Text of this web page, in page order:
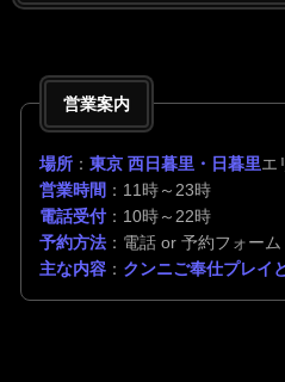
営業案内
場所 ： 東京 西日暮里・日暮里エ
営業時間 ：11時～23時
電話受付：10時～22時
予約方法 ：電話 or 予約フォーム
主な内容 ： クンニご奉仕プレイ